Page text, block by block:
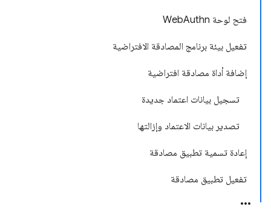
فتح لوحة WebAuthn
تفعيل بيئة برنامج المصادقة الافتراضية
إضافة أداة مصادقة افتراضية
تسجيل بيانات اعتماد جديدة
تصدير بيانات الاعتماد وإزالتها
إعادة تسمية تطبيق مصادقة
تفعيل تطبيق مصادقة